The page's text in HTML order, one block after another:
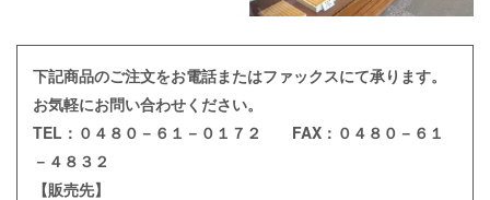
下記商品のご注文をお電話またはファックスにて承ります。
お気軽にお問い合わせください。
TEL：０４８０－６１－０１７２ FAX：０４８０－６１
－４８３２
【販売先】